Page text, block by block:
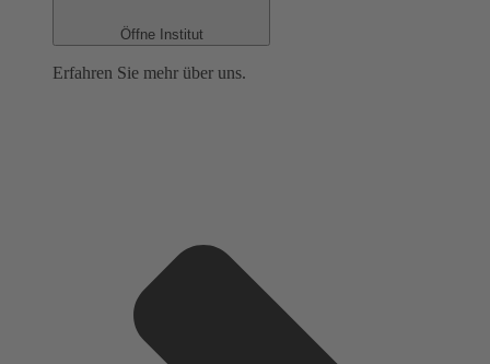
Öffne Institut
Erfahren Sie mehr über uns.